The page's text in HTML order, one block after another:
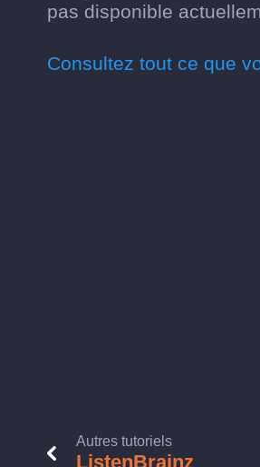
pas disponible
Consultez tout ce que
Autres tutoriels
ListenBrainz